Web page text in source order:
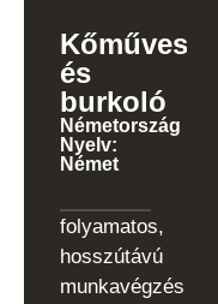
Kőműves
és
burkoló
Németország
Nyelv:
Német
folyamatos,
hosszútávú
munkavégzés